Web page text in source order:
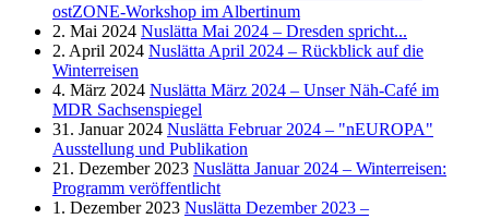
ostZONE-Workshop im Albertinum
2. Mai 2024 Nuslätta Mai 2024 – Dresden spricht...
2. April 2024 Nuslätta April 2024 – Rückblick auf die
Winterreisen
4. März 2024 Nuslätta März 2024 – Unser Näh-Café im
MDR Sachsenspiegel
31. Januar 2024 Nuslätta Februar 2024 – "nEUROPA"
Ausstellung und Publikation
21. Dezember 2023 Nuslätta Januar 2024 – Winterreisen:
Programm veröffentlicht
1. Dezember 2023 Nuslätta Dezember 2023 –